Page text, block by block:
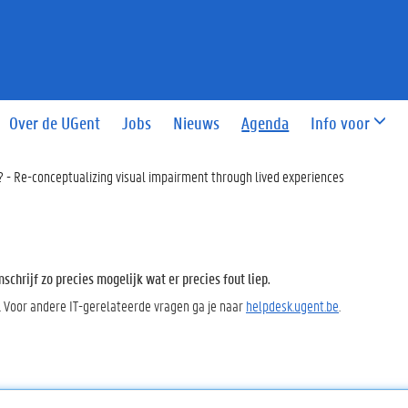
Over de UGent Jobs Nieuws Agenda Info voor
- Re-conceptualizing visual impairment through lived experiences
zo precies mogelijk wat er precies fout liep.
. Voor andere IT-gerelateerde vragen ga je naarhelpdesk.ugent.be